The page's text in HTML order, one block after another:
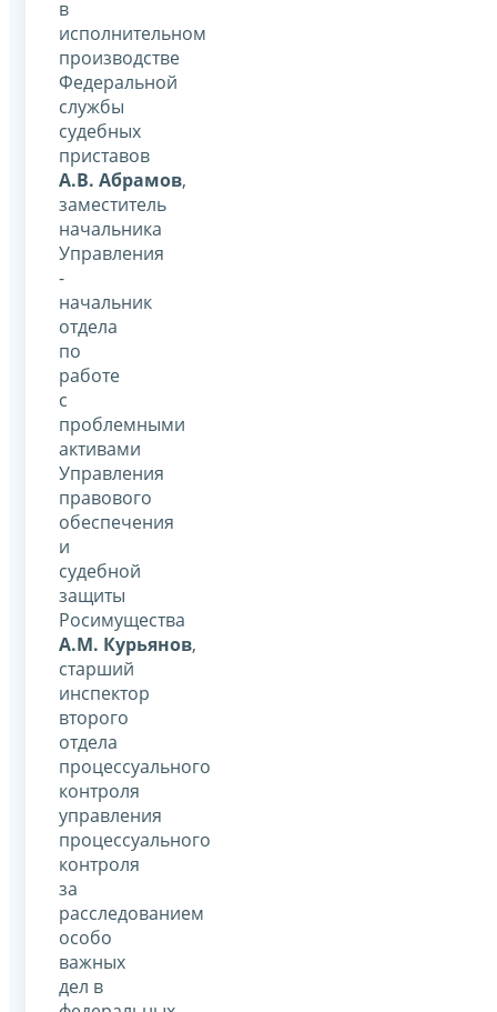
в
исполнительном
производстве
Федеральной
службы
судебных
приставов
А.В. Абрамов,
заместитель
начальника
Управления
-
начальник
отдела
по
работе
с
проблемными
активами
Управления
правового
обеспечения
и
судебной
защиты
Росимущества
А.М. Курьянов,
старший
инспектор
второго
отдела
процессуального
контроля
управления
процессуального
контроля
за
расследованием
особо
важных
дел в